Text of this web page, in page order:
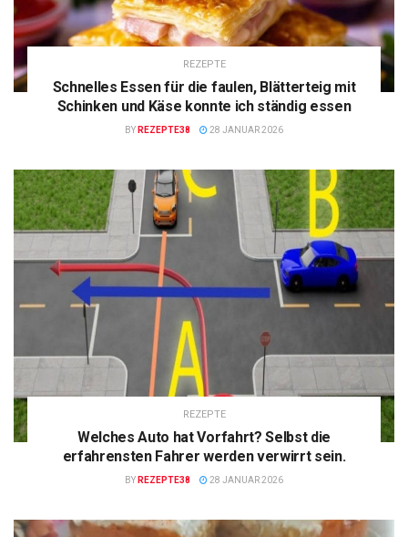
REZEPTE
Schnelles Essen für die faulen, Blätterteig mit
Schinken und Käse konnte ich ständig essen
BY REZEPTE38 28 JANUAR 2026
REZEPTE
Welches Auto hat Vorfahrt? Selbst die
erfahrensten Fahrer werden verwirrt sein.
BY REZEPTE38 28 JANUAR 2026